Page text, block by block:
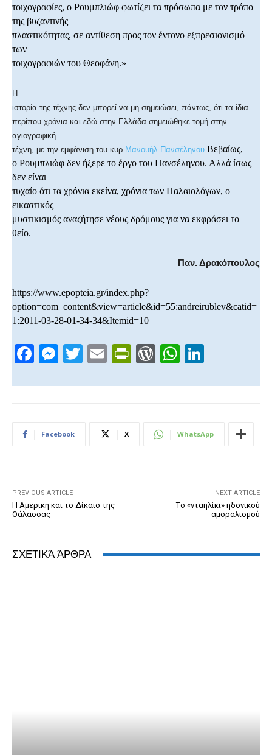
τοιχογραφίες, ο Ρουμπλιώφ φωτίζει τα πρόσωπα με τον τρόπο
της βυζαντινής
πλαστικότητας, σε αντίθεση προς τον έντονο εξπρεσιονισμό
των
τοιχογραφιών του Θεοφάνη.»
Η
ιστορία της τέχνης δεν μπορεί να μη σημειώσει, πάντως, ότι τα ίδια
περίπου χρόνια και εδώ στην Ελλάδα σημειώθηκε τομή στην
αγιογραφική
τέχνη, με την εμφάνιση του κυρ Μανουήλ Πανσέληνου.Βεβαίως,
ο Ρουμπλιώφ δεν ήξερε το έργο του Πανσέληνου. Αλλά ίσως
δεν είναι
τυχαίο ότι τα χρόνια εκείνα, χρόνια των Παλαιολόγων, ο
εικαστικός
μυστικισμός αναζήτησε νέους δρόμους για να εκφράσει το
θείο.
Παν. Δρακόπουλος
https://www.epopteia.gr/index.php?
option=com_content&view=article&id=55:andreirublev&catid=
1:2011-03-28-01-34-34&Itemid=10
F
c
b
k
M
ss
n
T
tt
E
ail
Pr
tF
W
d
e
W
at
A
k
dI
Facebook X WhatsApp
PREVIOUS ARTICLE
Η Αμερική και το Δίκαιο της
Θάλασσας
NEXT ARTICLE
Tο «νταηλίκι» ηδονικού
αμοραλισμού
ΣΧΕΤΙΚΆ ΆΡΘΡΑ